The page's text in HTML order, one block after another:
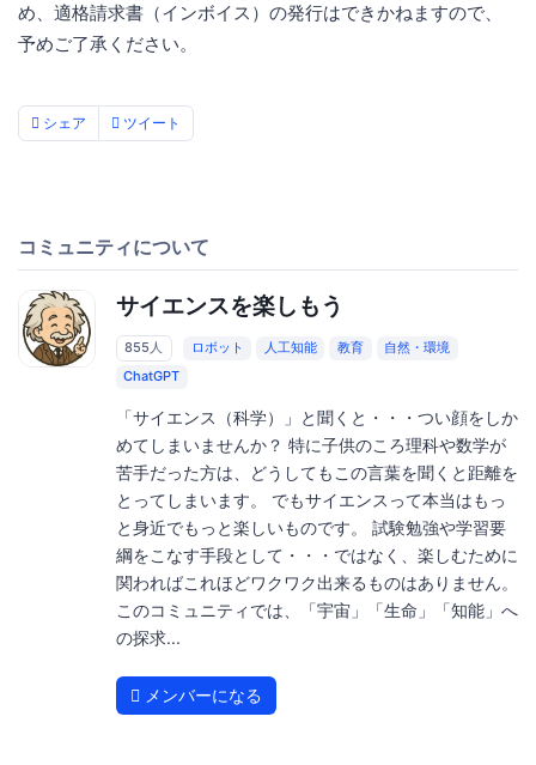
め、適格請求書（インボイス）の発行はできかねますので、
予めご了承ください。
シェア ツイート
コミュニティについて
サイエンスを楽しもう
855人 ロボット 人工知能 教育
自然・環境
ChatGPT
「サイエンス（科学）」と聞くと・・・つい顔をしか
めてしまいませんか？ 特に子供のころ理科や数学が
苦手だった方は、どうしてもこの言葉を聞くと距離を
とってしまいます。 でもサイエンスって本当はもっ
と身近でもっと楽しいものです。 試験勉強や学習要
綱をこなす手段として・・・ではなく、楽しむために
関わればこれほどワクワク出来るものはありません。
このコミュニティでは、「宇宙」「生命」「知能」へ
の探求...
メンバーになる